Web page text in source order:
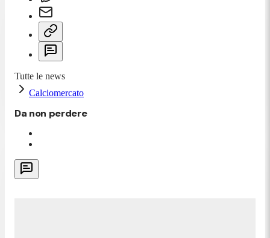
Tutte le news
Calciomercato
Da non perdere